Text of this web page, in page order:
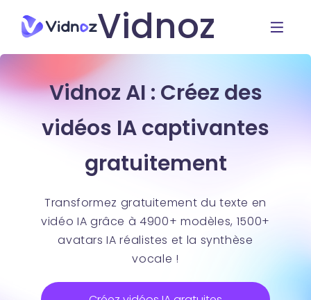
Vidnoz
Vidnoz AI : Créez des
vidéos IA captivantes
gratuitement
Transformez gratuitement du texte en
vidéo IA grâce à 4900+ modèles, 1500+
avatars IA réalistes et la synthèse
vocale !